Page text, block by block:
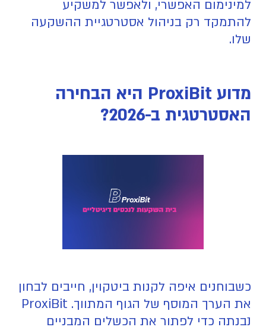
למינימום האפשרי, ולאפשר למשקיע
להתמקד רק בניהול אסטרטגיית ההשקעה
שלו.
מדוע ProxiBit היא הבחירה
האסטרטגית ב-2026?
כשבוחנים איפה לקנות ביטקוין, חייבים לבחון
את הערך המוסף של הגוף המתווך. ProxiBit
נבנתה כדי לפתור את הכשלים המבניים